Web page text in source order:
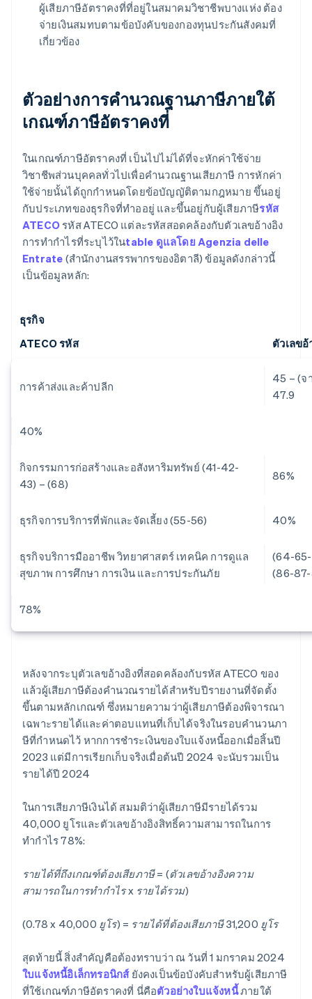
ผู้เสียภาษีอัตราคงที่ที่อยู่ในสมาคมวิชาชีพบางแห่ง ต้อง
จ่ายเงินสมทบตามข้อบังคับของกองทุนประกันสังคมที่
เกี่ยวข้อง
ตัวอย่างการคํานวณฐานภาษีภายใต้
เกณฑ์ภาษีอัตราคงที่
ในเกณฑ์ภาษีอัตราคงที่ เป็นไปไม่ได้ที่จะหักค่าใช้จ่าย
วิชาชีพส่วนบุคคลทั่วไปเพื่อคํานวณฐานเสียภาษี การหักค่า
ใช้จ่ายนั้นได้ถูกกําหนดโดยข้อบัญญัติตามกฎหมาย ขึ้นอยู่
กับประเภทของธุรกิจที่ทำออยู่ และขึ้นอยู่กับผู้เสียภาษีรหัส
ATECO รหัส ATECO แต่ละรหัสสอดคล้องกับตัวเลขอ้างอิง
การทํากําไรที่ระบุไว้ในtable ดูแลโดย Agenzia delle
Entrate (สํานักงานสรรพากรของอิตาลี) ข้อมูลดังกล่าวนี้
เป็นข้อมูลหลัก:
ธุรกิจ
ATECO รหัส
ตัวเลข
การค้าส่งและค้าปลีก
45 – (จ
47.9
40%
กิจกรรมการก่อสร้างและอสังหาริมทรัพย์ (41-42-
43) – (68)
86%
ธุรกิจการบริการที่พักและจัดเลี้ยง (55-56) 40%
ธุรกิจบริการมืออาชีพ วิทยาศาสตร์ เทคนิค การดูแล
สุขภาพ การศึกษา การเงิน และการประกันภัย
(64-65-
(86-
78%
หลังจากระบุตัวเลขอ้างอิงที่สอดคล้องกับรหัส ATECO ของ
แล้วผู้เสียภาษีต้องคํานวณรายได้สําหรับปีรายงานที่จัดตั้ง
ขึ้นตามหลักเกณฑ์ ซึ่งหมายความว่าผู้เสียภาษีต้องพิจารณา
เฉพาะรายได้และค่าตอบแทนที่เก็บได้จริงในรอบคำนวนภา
ษีที่กำหนดไว้ หากการชำระเงินของใบแจ้งหนี้ออกเมื่อสิ้นปี
2023 แต่มีการเรียกเก็บจริงเมื่อต้นปี 2024 จะนับรวมเป็น
รายได้ปี 2024
ในการเสียภาษีเงินได้ สมมติว่าผู้เสียภาษีมีรายได้รวม
40,000 ยูโรและตัวเลขอ้างอิงสิทธิ์ความสามารถในการ
ทํากําไร 78%:
รายได้ที่ถึงเกณฑ์ต้องเสียภาษี = (ตัวเลขอ้างอิงความ
สามารถในการทํากําไร x รายได้รวม)
(0.78 x 40,000 ยูโร) = รายได้ที่ต้องเสียภาษี 31,200 ยูโร
สุดท้ายนี้ สิ่งสําคัญคือต้องทราบว่า ณ วันที่ 1 มกราคม 2024
ใบแจ้งหนี้อิเล็กทรอนิกส์ยังคงเป็นข้อบังคับสําหรับผู้เสียภาษี
ที่ใช้เกณฑ์ภาษีอัตราคงที่ นี่คือตัวอย่างใบแจ้งหนี้ภายใต้